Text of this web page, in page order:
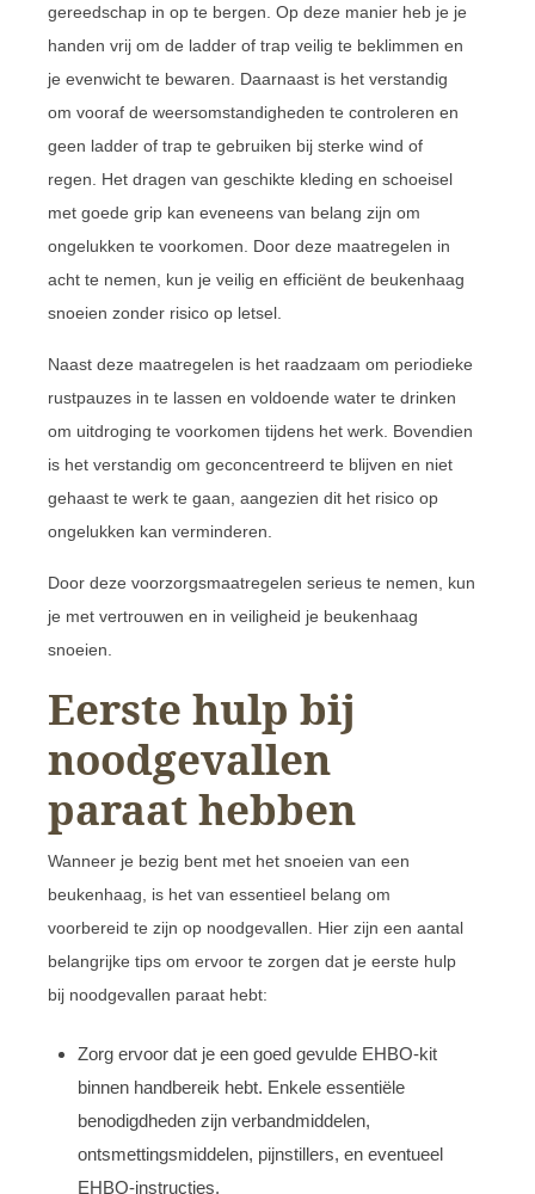
gereedschap in op te bergen. Op deze manier heb je je
handen vrij om de ladder of trap veilig te beklimmen en
je evenwicht te bewaren. Daarnaast is het verstandig
om vooraf de weersomstandigheden te controleren en
geen ladder of trap te gebruiken bij sterke wind of
regen. Het dragen van geschikte kleding en schoeisel
met goede grip kan eveneens van belang zijn om
ongelukken te voorkomen. Door deze maatregelen in
acht te nemen, kun je veilig en efficiënt de beukenhaag
snoeien zonder risico op letsel.
Naast deze maatregelen is het raadzaam om periodieke
rustpauzes in te lassen en voldoende water te drinken
om uitdroging te voorkomen tijdens het werk. Bovendien
is het verstandig om geconcentreerd te blijven en niet
gehaast te werk te gaan, aangezien dit het risico op
ongelukken kan verminderen.
Door deze voorzorgsmaatregelen serieus te nemen, kun
je met vertrouwen en in veiligheid je beukenhaag
snoeien.
Eerste hulp bij
noodgevallen
paraat hebben
Wanneer je bezig bent met het snoeien van een
beukenhaag, is het van essentieel belang om
voorbereid te zijn op noodgevallen. Hier zijn een aantal
belangrijke tips om ervoor te zorgen dat je eerste hulp
bij noodgevallen paraat hebt:
Zorg ervoor dat je een goed gevulde EHBO-kit
binnen handbereik hebt. Enkele essentiële
benodigdheden zijn verbandmiddelen,
ontsmettingsmiddelen, pijnstillers, en eventueel
EHBO-instructies.